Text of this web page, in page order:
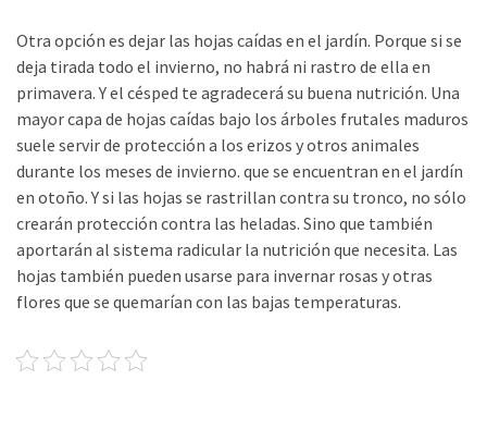
Otra opción es dejar las hojas caídas en el jardín. Porque si se
deja tirada todo el invierno, no habrá ni rastro de ella en
primavera. Y el césped te agradecerá su buena nutrición. Una
mayor capa de hojas caídas bajo los árboles frutales maduros
suele servir de protección a los erizos y otros animales
durante los meses de invierno. que se encuentran en el jardín
en otoño. Y si las hojas se rastrillan contra su tronco, no sólo
crearán protección contra las heladas. Sino que también
aportarán al sistema radicular la nutrición que necesita. Las
hojas también pueden usarse para invernar rosas y otras
flores que se quemarían con las bajas temperaturas.